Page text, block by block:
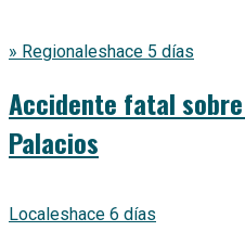
» Regionaleshace 5 días
Accidente fatal
Palacios
Localeshace 6 días